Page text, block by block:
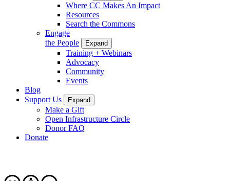
Where CC Makes An Impact
Resources
Search the Commons
Engage
the People
Expand
Training + Webinars
Advocacy
Community
Events
Blog
Support Us
Expand
Make a Gift
Open Infrastructure Circle
Donor FAQ
Donate